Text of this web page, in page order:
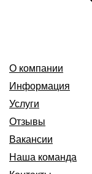
О компании
Информация
Услуги
Отзывы
Вакансии
Наша команда